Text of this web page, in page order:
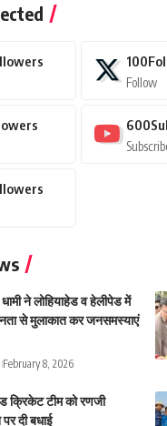
100
Follow
600
ने लोहियाहेड व हेलीपेड में
से मुलाकात कर जनसमस्याएं
February 8, 2026
क्रिकेट टीम को रणजी
दी बधाई